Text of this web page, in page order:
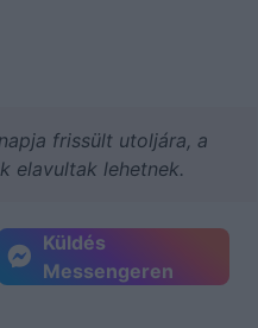
frissült utoljára, a
elavultak lehetnek.
Küldés
Messengeren